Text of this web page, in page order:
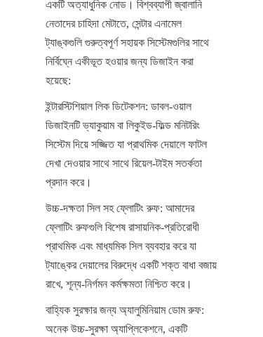
একটি অত্যাধুনিক নোড। বিশ্বব্যাপী জ্বালানি
নেতাদের চাহিদা মেটাতে, সেন্টার এনামেল
ট্যাঙ্কগুলি গুরুত্বপূর্ণ সহায়ক সিস্টেমগুলির সাথে
নির্বিঘ্নে একীভূত হওয়ার জন্য ডিজাইন করা
হয়েছে:
ইন্টারস্টিশিয়াল লিক ডিটেকশন: ডাবল-ওয়াল
ডিজাইনটি ভ্যাকুয়াম বা লিকুইড-ফিল্ড মনিটরিং
সিস্টেম দিয়ে সজ্জিত যা প্রাথমিক দেয়ালে ফাটল
দেখা দেওয়ার সাথে সাথে রিয়েল-টাইম সতর্কতা
প্রদান করে।
উচ্চ-দক্ষতা সিল সহ ফ্লোটিং রুফ: আমাদের
ফ্লোটিং রুফগুলি বিশেষ রাসায়নিক-প্রতিরোধী
প্রাথমিক এবং মাধ্যমিক সিল ব্যবহার করে যা
ট্যাঙ্কের দেয়ালের বিরুদ্ধে একটি শক্ত বাধা বজায়
রাখে, শূন্য-নির্গমন কর্মক্ষমতা নিশ্চিত করে।
বাহ্যিক সুরক্ষার জন্য অ্যালুমিনিয়াম ডোম রুফ:
অনেক উচ্চ-সুরক্ষা অ্যাপ্লিকেশনে, একটি